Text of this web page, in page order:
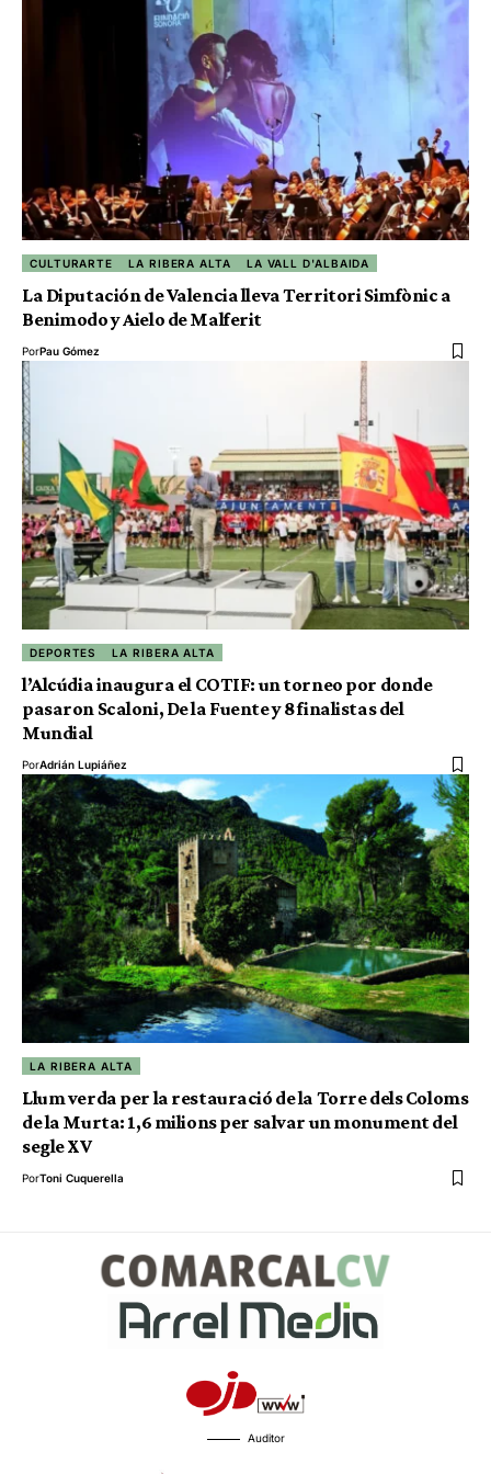
CULTURARTE LA RIBERA ALTA LA VALL D'ALBAIDA
La Diputación de Valencia lleva Territori Simfònic a
Benimodo y Aielo de Malferit
PorPau Gómez
DEPORTES LA RIBERA ALTA
l’Alcúdia inaugura el COTIF: un torneo por donde
pasaron Scaloni, De la Fuente y 8 finalistas del
Mundial
PorAdrián Lupiáñez
LA RIBERA ALTA
Llum verda per la restauració de la Torre dels Coloms
de la Murta: 1,6 milions per salvar un monument del
segle XV
PorToni Cuquerella
Auditor